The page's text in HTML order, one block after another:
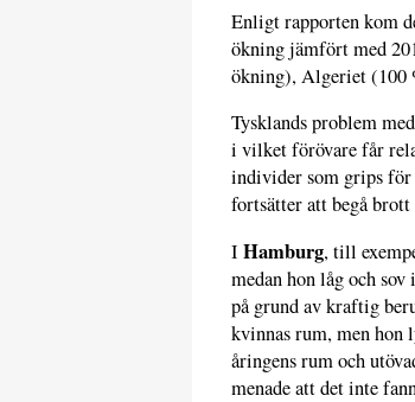
Enligt rapporten kom
ökning jämfört med
ökning), Algeriet (100
Tysklands problem
i vilket förövare får
individer som grips
fortsätter att begå
I Hamburg, till
medan hon låg och
på grund av kraftig
kvinnas rum, men hon
åringens rum och
menade att det inte